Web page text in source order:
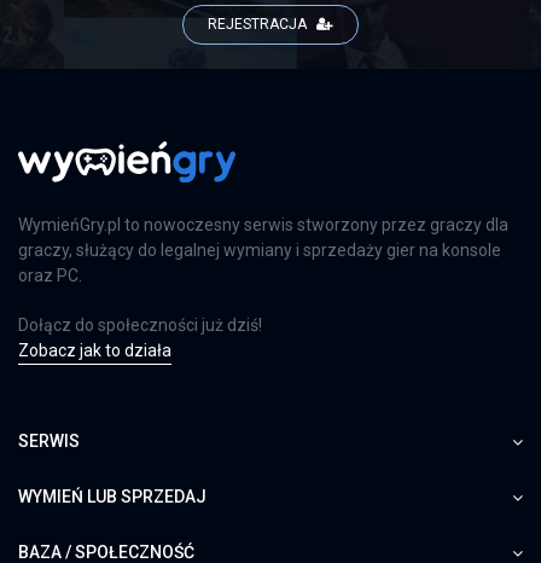
REJESTRACJA
WymieńGry.pl to nowoczesny serwis stworzony przez graczy dla
graczy, służący do legalnej wymiany i sprzedaży gier na konsole
oraz PC.
Dołącz do społeczności już dziś!
Zobacz jak to działa
SERWIS
WYMIEŃ LUB SPRZEDAJ
BAZA / SPOŁECZNOŚĆ